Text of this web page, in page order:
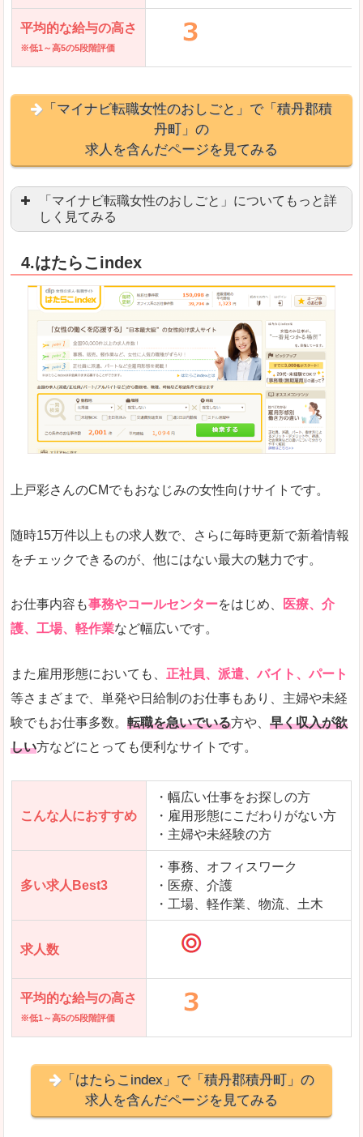
平均的な給与の高さ
※低1～高5の5段階評価
「マイナビ転職女性のおしごと」で「積丹郡積
丹町」の
求人を含んだページを見てみる
「マイナビ転職女性のおしごと」についてもっと詳
しく見てみる
良いところ
「自分のペースで働きたい」「キャリアアップ」
はじめての転職についてのお役立ち情報が満載で
悪いところ
求人の掲載が少し見づらい印象があります。求人
給与が見た目ですぐにわからないことが多いです
詳しい説明 サイト内の検索の人気ワードで英語や中国語など
人気度 普通のマイナビの方を使っている方が多く、女
さまざまな検索機能が充実しており、条件面やこ
ただし、求人情報が少し見づらいです。
「マイナビ転職女性のおしごと」で「積丹郡積
丹町」の
求人を含んだページを見てみる
4.はたらこindex
上戸彩さんのCMでもおなじみの女性向けサイトです。
随時15万件以上もの求人数で、さらに毎時更新で新着情報
をチェックできるのが、他にはない最大の魅力です。
お仕事内容も事務やコールセンターをはじめ、
医療、介
護、工場、軽作業など幅広いです。
また雇用形態においても、 正社員、派遣、バイト、パート
等さまざまで、単発や日給制のお仕事もあり、主婦や未経
験でもお仕事多数。 転職を急いでいる方や、 早く収入が欲
しい方などにとっても便利なサイトです。
こんな人におすすめ
・幅広い仕事をお探しの方
・雇用形態にこだわりがない方
・主婦や未経験の方
多い求人Best3
・事務、オフィスワーク
・医療、介護
・工場、軽作業、物流、土木
求人数
平均的な給与の高さ
※低1～高5の5段階評価
「はたらこindex」で「積丹郡積丹町」の
求人を含んだページを見てみる